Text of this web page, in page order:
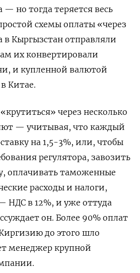
— но тогда теряется весь
схемы оплаты «через
в Кыргызстан отправляли
их конвертировали
и купленной валютой
Китае.
через несколько
— учитывая, что каждый
на 1,5-3%, или, чтобы
регулятора, завозить
оплачивать таможенные
расходы и налоги,
НДС в 12%, и уже оттуда
он. Более 90% оплат
до этого шло
менеджер крупной